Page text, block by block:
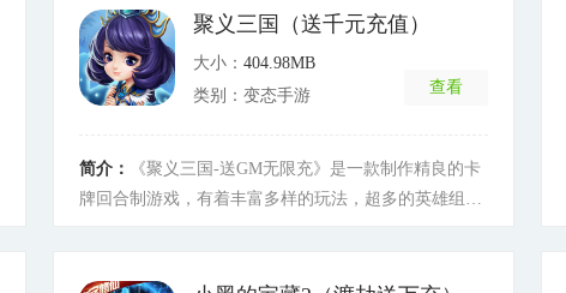
共同挑战公会Boss。一起迎战世界BOSS，更有全新激战
神域玩法，丰富的PVP和PVE玩法尽在《英雄计划（爆
充送悟空）》
[详细]
聚义三国（送千元充值）
大小： 404.98MB
类别：变态手游
查看
简介：
《聚义三国-送GM无限充》是一款制作精良的卡
牌回合制游戏，有着丰富多样的玩法，超多的英雄组合
险，快带领你的英雄小队，开启属于你的传奇英雄史